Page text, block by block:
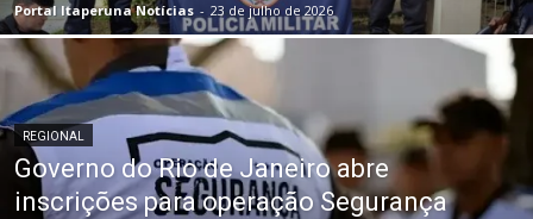
Portal Itaperuna Notícias - 23 de julho de 2026
REGIONAL
Governo do Rio de Janeiro abre
inscrições para operação Segurança